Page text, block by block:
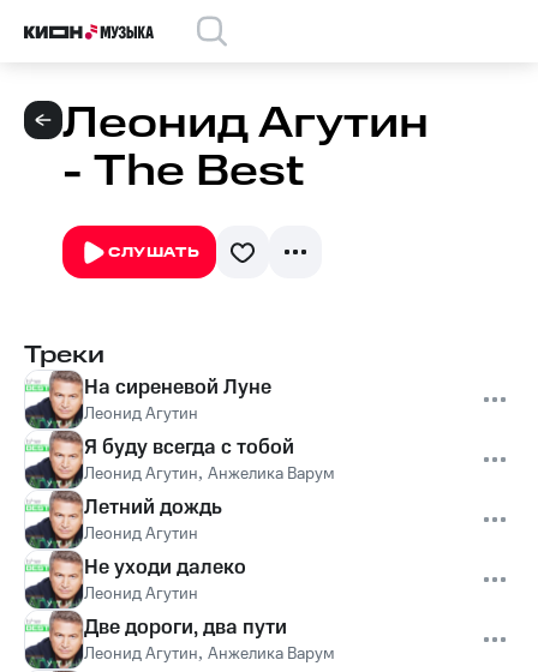
Леонид Агутин
- The Best
СЛУШАТЬ
Треки
На сиреневой Луне
Леонид Агутин
Я буду всегда с тобой
Леонид Агутин, Анжелика Варум
Летний дождь
Леонид Агутин
Не уходи далеко
Леонид Агутин
Две дороги, два пути
Леонид Агутин, Анжелика Варум